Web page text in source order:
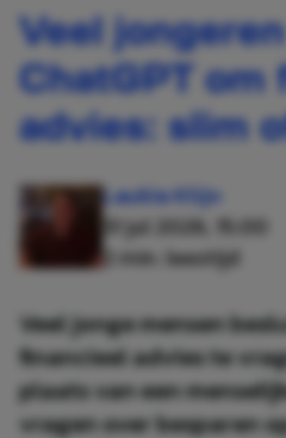
Veel
ChatGPT om
advies: slim
Laukie Klijn
31 jul 2026, 15:00
2 min. leestijd
Veel jonge mensen
financieel advies te
plaats van een
vragen over besparen